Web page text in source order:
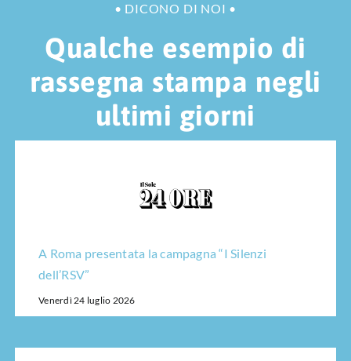
• DICONO DI NOI •
Qualche esempio di
rassegna stampa negli
ultimi giorni
A Roma presentata la campagna “I Silenzi
dell’RSV”
Venerdì 24 luglio 2026